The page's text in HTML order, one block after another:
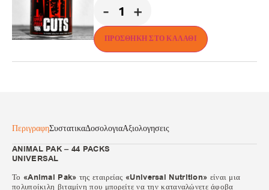
- +
ΠΡΟΣΘΉΚΗ ΣΤΟ ΚΑΛΆΘΙ
ΠεριγραφηΣυστατικαΔοσολογιαΑξιολογησεις
ANIMAL PAK – 44 PACKS
UNIVERSAL
Το «Animal Pak» της εταιρείας«Universal Nutrition» είναι μια
πολυποίκιλη βιταμίνη που μπορείτε να την καταναλώνετε άφοβα